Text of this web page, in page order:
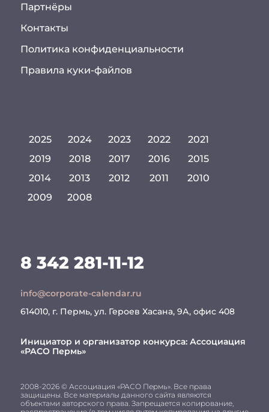
Партнёры
Контакты
Политика конфиденциальности
Правила куки-файлов
2025 2024 2023 2022
2021
2019
2018 2017 2016
2015
2014
2013 2012 2011
2010
2009
2008
8 342 281-11-12
info@corporate-calendar.ru
614010, г. Пермь, ул. Героев Хасана, 9А, офис 408
Инициатор и организатор конкурса: Ассоциация
«РАСО Пермь»
2008-2026 © Ассоциация «РАСО Пермь». Все права
защищены. Все материалы данного сайта являются
объектами авторского права. Запрещается копирование,